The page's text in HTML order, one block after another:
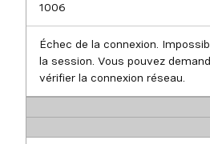
1006
Échec de la connexion.
la session. Vous pouvez
vérifier la connexion réseau.